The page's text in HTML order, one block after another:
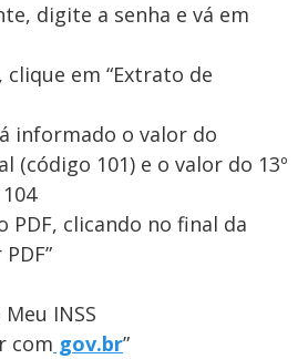
digite a senha e vá em
clique em “Extrato de
informado o valor do
(código 101) e o valor do 13º
PDF, clicando no final da
INSS
com gov.br”